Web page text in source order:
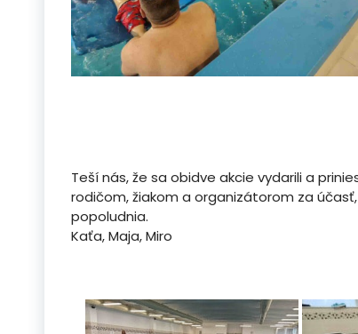
Teší nás, že sa obidve akcie vydarili a
rodičom, žiakom a organizátorom za
popoludnia.
Kaťa, Maja, Miro